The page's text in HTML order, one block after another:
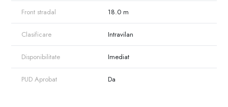
Front stradal 18.0 m
Clasificare Intravilan
Disponibilitate Imediat
PUD Aprobat Da